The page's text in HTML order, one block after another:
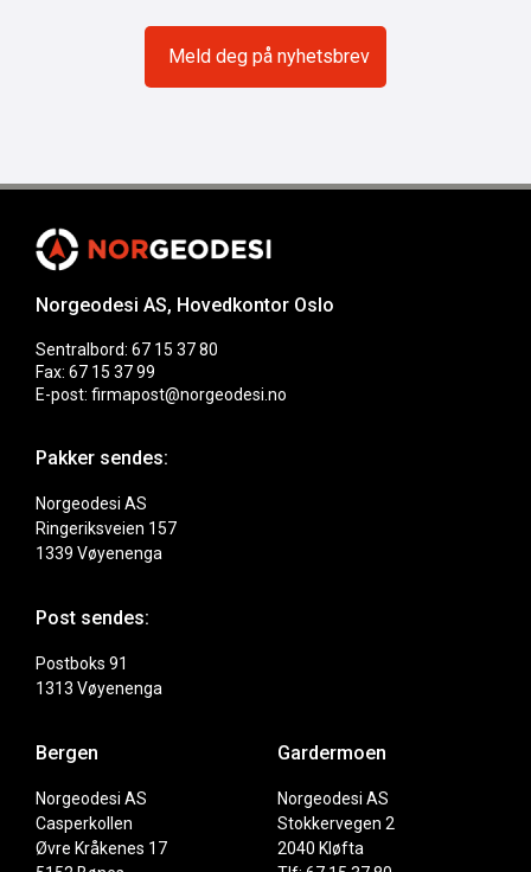
Norgeodesi AS, Hovedkontor Oslo
Sentralbord: 67 15 37 80
Fax: 67 15 37 99
E-post: firmapost@norgeodesi.no
Pakker sendes:
Norgeodesi AS
Ringeriksveien 157
1339 Vøyenenga
Post sendes:
Postboks 91
1313 Vøyenenga
Bergen
Norgeodesi AS
Casperkollen
Øvre Kråkenes 17
Gardermoen
Norgeodesi AS
Stokkervegen 2
2040 Kløfta